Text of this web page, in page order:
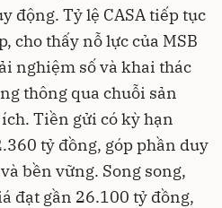
động. Tỷ lệ CASA tiếp tục
cho thấy nỗ lực của MSB
nghiệm số và khai thác
thông qua chuỗi sản
Tiền gửi có kỳ hạn
tỷ đồng, góp phần duy
bền vững. Song song,
đạt gần 26.100 tỷ đồng,